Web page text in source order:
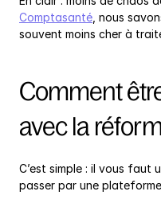
Comptasanté , nous
souvent moins cher à
Comment
avec la
C’est simple : il vous faut
passer par une